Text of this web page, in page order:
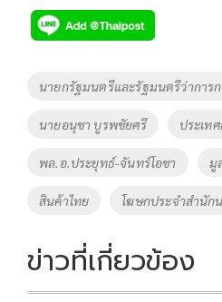
e
b
o
k
tt
er
p
y
Li
n
k
Tags
นายกรัฐมนตรีและรัฐมนตรีว่าการ
นายอนุชา บูรพชัยศรี ประเท
พล.อ.ประยุทธ์-จันทร์โอชา มู
สินค้าไทย โฆษกประจำสำนัก
ข่าวที่เกี่ยวข้อง